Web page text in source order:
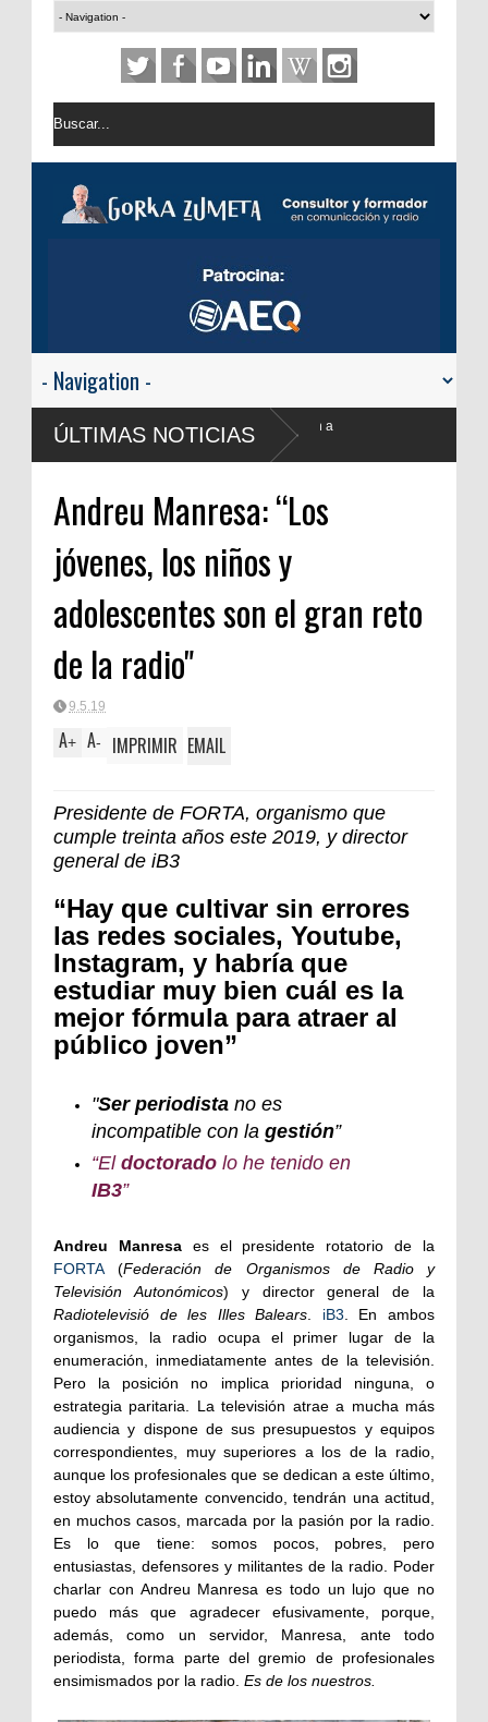
ÚLTIMAS NOTICIAS
regresan a
Andreu Manresa: “Los
jóvenes, los niños y
adolescentes son el gran reto
de la radio"
9.5.19
A+ A- IMPRIMIR EMAIL
Presidente de FORTA, organismo que
cumple treinta años este 2019, y director
general de iB3
“Hay que cultivar sin errores
las redes sociales, Youtube,
Instagram, y habría que
estudiar muy bien cuál es la
mejor fórmula para atraer al
público joven”
"Ser periodista no es
incompatible con la gestión”
“El doctorado lo he tenido en
IB3”
Andreu Manresa es el presidente rotatorio de la
FORTA (Federación de Organismos de Radio y
Televisión Autonómicos) y director general de la
Radiotelevisió de les Illes Balears
iB3 . En ambos
organismos, la radio ocupa el primer lugar de la
enumeración, inmediatamente antes de la televisión.
Pero la posición no implica prioridad ninguna, o
estrategia paritaria. La televisión atrae a mucha más
audiencia y dispone de sus presupuestos y equipos
correspondientes, muy superiores a los de la radio,
aunque los profesionales que se dedican a este último,
estoy absolutamente convencido, tendrán una actitud,
en muchos casos, marcada por la pasión por la radio.
Es lo que tiene: somos pocos, pobres, pero
entusiastas, defensores y militantes de la radio. Poder
charlar con Andreu Manresa es todo un lujo que no
puedo más que agradecer efusivamente, porque,
además, como un servidor, Manresa, ante todo
periodista, forma parte del gremio de profesionales
ensimismados por la radio. Es de los nuestros.